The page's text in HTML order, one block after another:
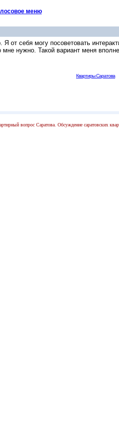
меню
от себя могу посоветовать
нужно. Такой вариант меня
Квартиры Саратова
вопрос Саратова. Обсуждение саратовских